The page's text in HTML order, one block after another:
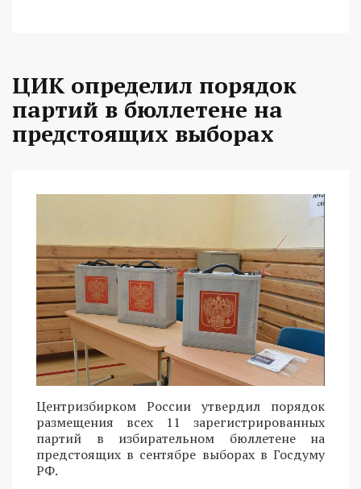
ЦИК определил порядок
партий в бюллетене на
предстоящих выборах
Центризбирком России утвердил порядок
размещения всех 11 зарегистрированных
партий в избирательном бюллетене на
предстоящих в сентябре выборах в Госдуму
РФ.